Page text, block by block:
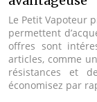
Le Petit Vapoteur
permettent
offres sont
articles, comme
résistances et
économisez par